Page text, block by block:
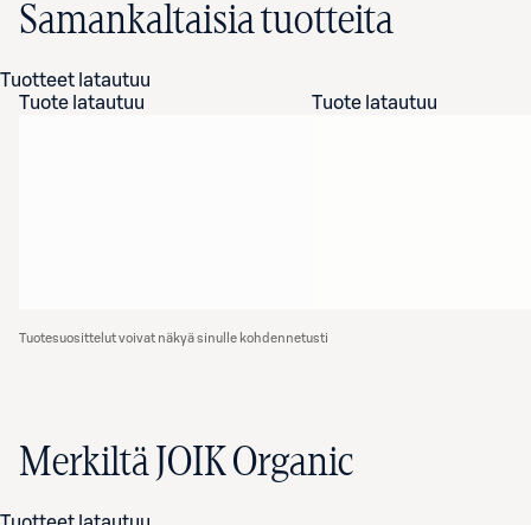
Samankaltaisia tuotteita
Tuotteet latautuu
Tuote latautuu
Tuote latautuu
Tuotesuosittelut voivat näkyä sinulle kohdennetusti
Merkiltä JOIK Organic